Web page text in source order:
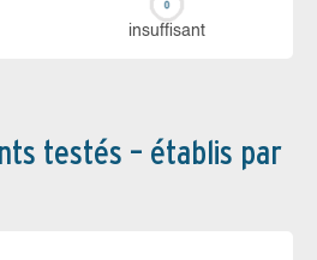
in­suf­fi­sant
testés – établis par